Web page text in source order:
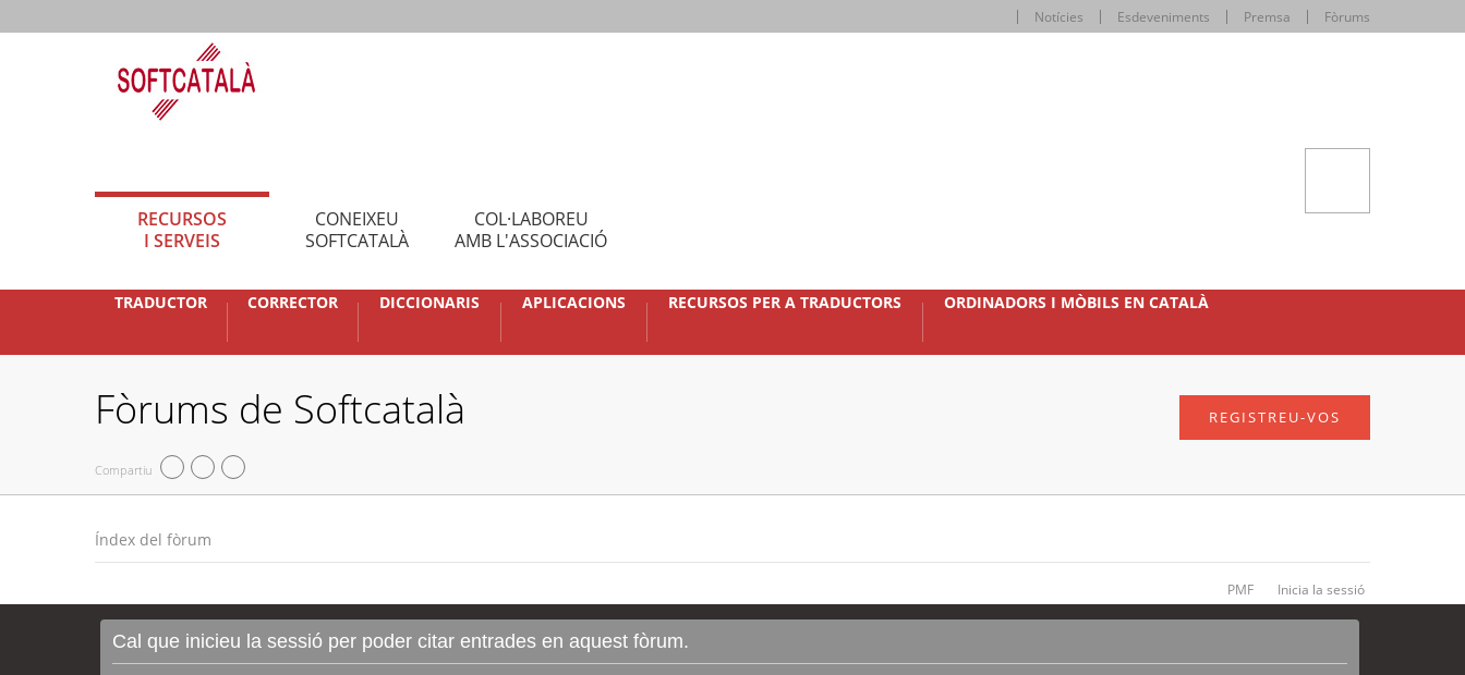
Notícies Esdeveniments Premsa Fòrums
RECURSOS
I SERVEIS
CONEIXEU
SOFTCATALÀ
COL·LABOREU
AMB L'ASSOCIACIÓ
TRADUCTOR CORRECTOR DICCIONARIS APLICACIONS RECURSOS PER A TRADUCTORS ORDINADORS I MÒBILS EN CATALÀ
Fòrums de Softcatalà
Compartiu
REGISTREU-VOS
Índex del fòrum
PMF Inicia la sessió
Cal que inicieu la sessió per poder citar entrades en aquest fòrum.